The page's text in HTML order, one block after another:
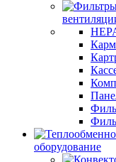
оборудование